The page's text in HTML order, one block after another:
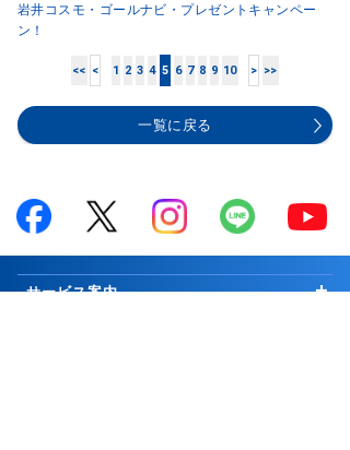
岩井コスモ・ゴールナビ・プレゼントキャンペー
ン！
<< < 1 2 3 4 5 6 7 8 9 10 > >>
一覧に戻る
サービス案内